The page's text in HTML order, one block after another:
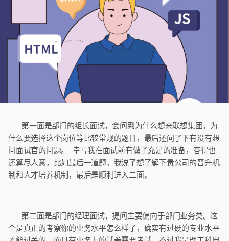
第一面是部门的组长面试，会问到为什么想来联想集团，为
什么要选择这个岗位等比较常规的题目，最后还问了下有没有想
问面试官的问题。 幸亏我在面试前有做了充足的准备，答得也
还算尽人意，比如最后一道题，我说了想了解下贵公司的晋升机
制和人才培养机制，最后是顺利进入二面。
第二面是部门的经理面试，提问主要偏向于部门业务类。这
个是真正的考察你的业务水平怎么样了，确实有过硬的专业水平